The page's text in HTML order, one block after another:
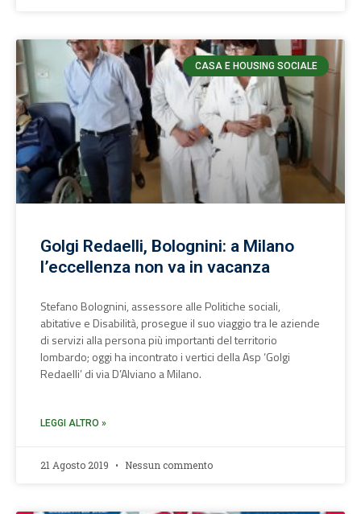
CASA E HOUSING SOCIALE
Golgi Redaelli, Bolognini: a Milano
l’eccellenza non va in vacanza
Stefano Bolognini, assessore alle Politiche sociali,
abitative e Disabilità, prosegue il suo viaggio tra le aziende
di servizi alla persona più importanti del territorio
lombardo; oggi ha incontrato i vertici della Asp ‘Golgi
Redaelli’ di via D’Alviano a Milano.
LEGGI ALTRO »
21 Agosto 2019 Nessun commento